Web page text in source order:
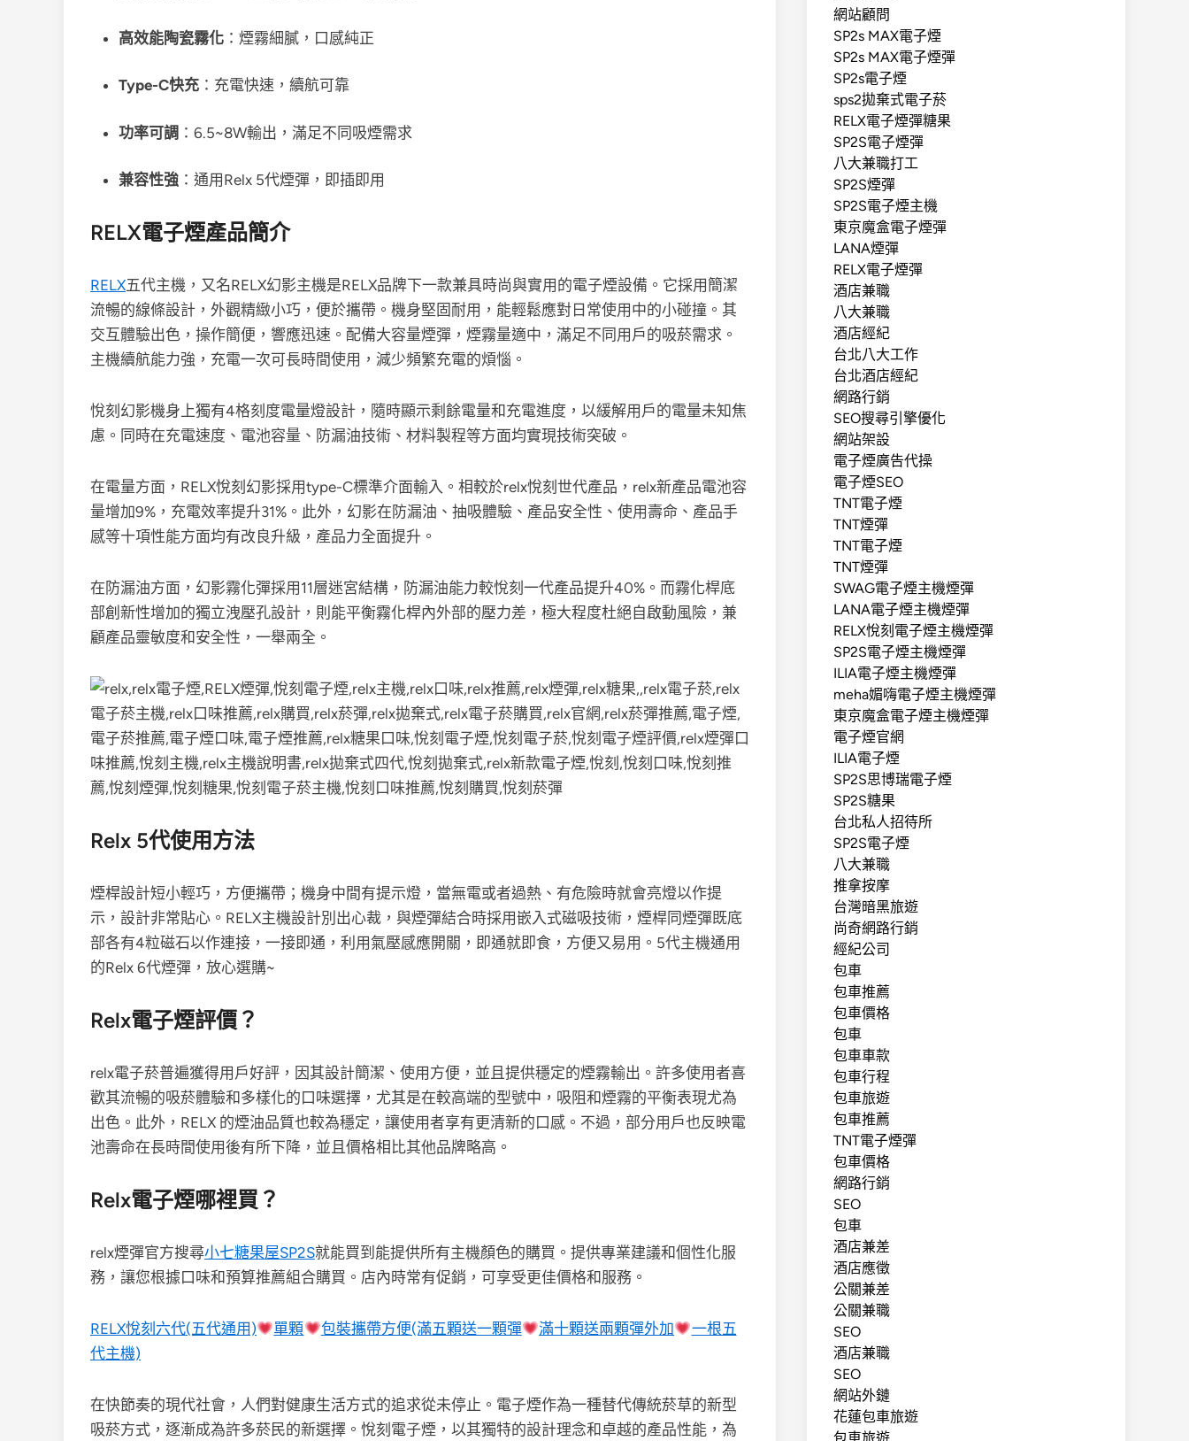
高效能陶瓷霧化 ：煙霧細膩，口感純正
Type-C快充 ：充電快速，續航可靠
功率可調 ：6.5~8W輸出，滿足不同吸煙需求
兼容性強 ：通用Relx 5代煙彈，即插即用
RELX電子煙產品簡介
RELX五代主機，又名RELX幻影主機是RELX品牌下一款兼具時尚與實用的電子煙設備。它採用簡潔
流暢的線條設計，外觀精緻小巧，便於攜帶。機身堅固耐用，能輕鬆應對日常使用中的小碰撞。其
交互體驗出色，操作簡便，響應迅速。配備大容量煙彈，煙霧量適中，滿足不同用戶的吸菸需求。
主機續航能力強，充電一次可長時間使用，減少頻繁充電的煩惱。
悅刻幻影機身上獨有4格刻度電量燈設計，隨時顯示剩餘電量和充電進度，以緩解用戶的電量未知焦
慮。同時在充電速度、電池容量、防漏油技術、材料製程等方面均實現技術突破。
在電量方面，RELX悅刻幻影採用type-C標準介面輸入。相較於relx悅刻世代產品，relx新產品電池容
量增加9%，充電效率提升31%。此外，幻影在防漏油、抽吸體驗、產品安全性、使用壽命、產品手
感等十項性能方面均有改良升級，產品力全面提升。
在防漏油方面，幻影霧化彈採用11層迷宮結構，防漏油能力較悅刻一代產品提升40%。而霧化桿底
部創新性增加的獨立洩壓孔設計，則能平衡霧化桿內外部的壓力差，極大程度杜絕自啟動風險，兼
顧產品靈敏度和安全性，一舉兩全。
Relx 5代使用方法
煙桿設計短小輕巧，方便攜帶；機身中間有提示燈，當無電或者過熱、有危險時就會亮燈以作提
示，設計非常貼心。RELX主機設計別出心裁，與煙彈結合時採用嵌入式磁吸技術，煙桿同煙彈既底
部各有4粒磁石以作連接，一接即通，利用氣壓感應開關，即通就即食，方便又易用。5代主機通用
的Relx 6代煙彈，放心選購~
Relx電子煙評價？
relx電子菸普遍獲得用戶好評，因其設計簡潔、使用方便，並且提供穩定的煙霧輸出。許多使用者喜
歡其流暢的吸菸體驗和多樣化的口味選擇，尤其是在較高端的型號中，吸阻和煙霧的平衡表現尤為
出色。此外，RELX 的煙油品質也較為穩定，讓使用者享有更清新的口感。不過，部分用戶也反映電
池壽命在長時間使用後有所下降，並且價格相比其他品牌略高。
Relx電子煙哪裡買？
relx煙彈官方搜尋小七糖果屋SP2S就能買到能提供所有主機顏色的購買。提供專業建議和個性化服
務，讓您根據口味和預算推薦組合購買。店內時常有促銷，可享受更佳價格和服務。
RELX悅刻六代(五代通用) 單顆 包裝攜帶方便(滿五顆送一顆彈 滿十顆送兩顆彈外加
一根五
代主機)
在快節奏的現代社會，人們對健康生活方式的追求從未停止。電子煙作為一種替代傳統菸草的新型
吸菸方式，逐漸成為許多菸民的新選擇。悅刻電子煙，以其獨特的設計理念和卓越的產品性能，為
網站顧問
SP2s MAX電子煙
SP2s MAX電子煙彈
SP2s電子煙
sps2拋棄式電子菸
RELX電子煙彈糖果
SP2S電子煙彈
八大兼職打工
SP2S煙彈
SP2S電子煙主機
東京魔盒電子煙彈
LANA煙彈
RELX電子煙彈
酒店兼職
八大兼職
酒店經紀
台北八大工作
台北酒店經紀
網路行銷
SEO搜尋引擎優化
網站架設
電子煙廣告代操
電子煙SEO
TNT電子煙
TNT煙彈
TNT電子煙
TNT煙彈
SWAG電子煙主機煙彈
LANA電子煙主機煙彈
RELX悅刻電子煙主機煙彈
SP2S電子煙主機煙彈
ILIA電子煙主機煙彈
meha媚嗨電子煙主機煙彈
東京魔盒電子煙主機煙彈
電子煙官網
ILIA電子煙
SP2S思博瑞電子煙
SP2S糖果
台北私人招待所
SP2S電子煙
八大兼職
推拿按摩
台灣暗黑旅遊
尚奇網路行銷
經紀公司
包車
包車推薦
包車價格
包車
包車車款
包車行程
包車旅遊
包車推薦
TNT電子煙彈
包車價格
網路行銷
SEO
包車
酒店兼差
酒店應徵
公關兼差
公關兼職
SEO
酒店兼職
SEO
網站外鏈
花蓮包車旅遊
包車旅遊